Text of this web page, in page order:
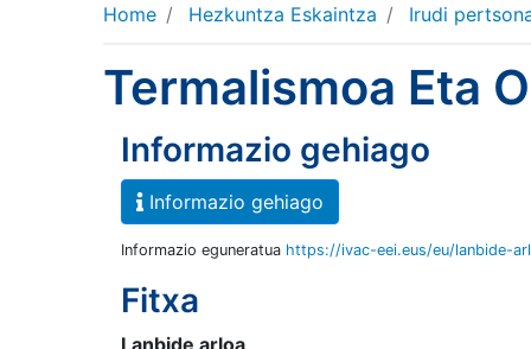
Home Hezkuntza Eskaintza Irudi
Termalismoa Eta
Informazio gehiago
Informazio gehiago
Informazio eguneratua https://ivac-eei.eus/eu/lanbide-
Fitxa
Lanbide arloa